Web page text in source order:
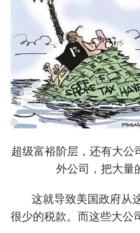
超级富裕阶层，还有大公
外公司，把大量
这就导致美国政府从
很少的税款。而这些大公